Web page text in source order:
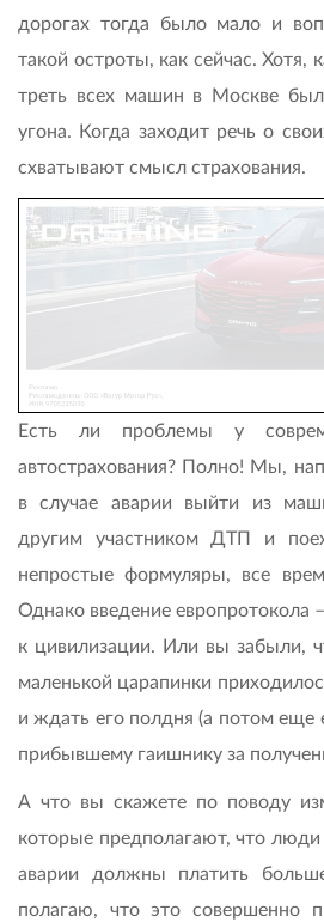
дорогах тогда было мало и
такой остроты, как сейчас. Хотя,
треть всех машин в Москве
угона. Когда заходит речь о
схватывают смысл страхования.
Есть ли проблемы у
автострахования? Полно! Мы,
в случае аварии выйти из
другим участником ДТП и
непростые формуляры, все
Однако введение европротокола
к цивилизации. Или вы забыли,
маленькой царапинки
и ждать его полдня (а потом еще
прибывшему гаишнику за
А что вы скажете по поводу
которые предполагают, что
аварии должны платить
полагаю, что это совершенно